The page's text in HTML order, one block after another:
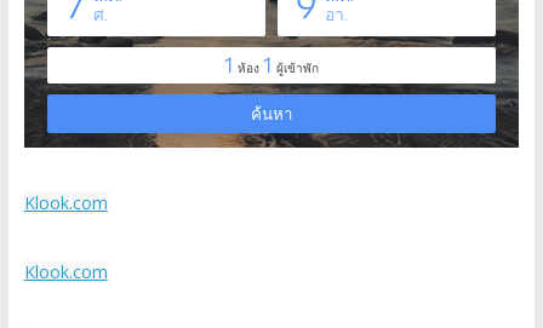
Klook.com
Klook.com